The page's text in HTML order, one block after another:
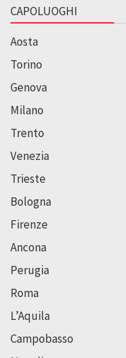
CAPOLUOGHI
Aosta
Torino
Genova
Milano
Trento
Venezia
Trieste
Bologna
Firenze
Ancona
Perugia
Roma
L’Aquila
Campobasso